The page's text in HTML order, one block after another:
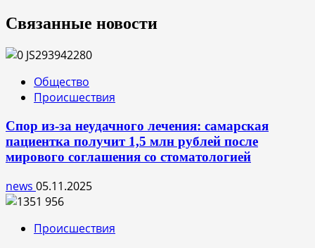
Связанные новости
Общество
Происшествия
Спор из-за неудачного лечения: самарская
пациентка получит 1,5 млн рублей после
мирового соглашения со стоматологией
news 05.11.2025
Происшествия